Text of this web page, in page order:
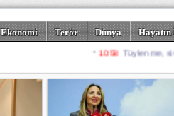
Ekonomi Terör Dünya
Spor Misafir